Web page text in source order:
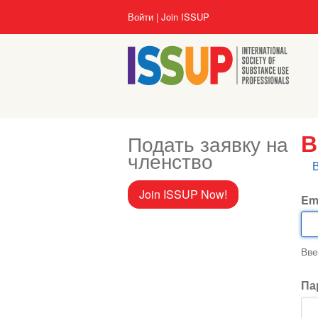
User
account
menu
Войти Join ISSUP
Подать заявку на
членство
Join ISSUP Now!